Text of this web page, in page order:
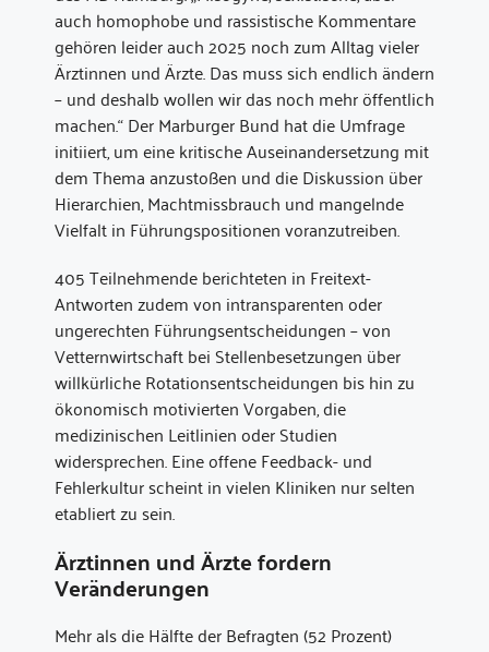
auch homophobe und rassistische Kommentare
gehören leider auch 2025 noch zum Alltag vieler
Ärztinnen und Ärzte. Das muss sich endlich ändern
– und deshalb wollen wir das noch mehr öffentlich
machen.“ Der Marburger Bund hat die Umfrage
initiiert, um eine kritische Auseinandersetzung mit
dem Thema anzustoßen und die Diskussion über
Hierarchien, Machtmissbrauch und mangelnde
Vielfalt in Führungspositionen voranzutreiben.
405 Teilnehmende berichteten in Freitext-
Antworten zudem von intransparenten oder
ungerechten Führungsentscheidungen – von
Vetternwirtschaft bei Stellenbesetzungen über
willkürliche Rotationsentscheidungen bis hin zu
ökonomisch motivierten Vorgaben, die
medizinischen Leitlinien oder Studien
widersprechen. Eine offene Feedback- und
Fehlerkultur scheint in vielen Kliniken nur selten
etabliert zu sein.
Ärztinnen und Ärzte fordern
Veränderungen
Mehr als die Hälfte der Befragten (52 Prozent)